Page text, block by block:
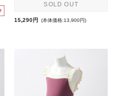
SOLD OUT
15,290円 (本体価格:13,900円)